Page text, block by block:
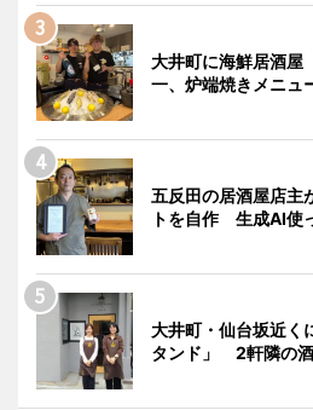
大井町に海鮮居酒
一、炉端焼きメニュ
五反田の居酒屋店主
トを自作 生成AI使
大井町・仙台坂近く
タンド」 2軒隣の